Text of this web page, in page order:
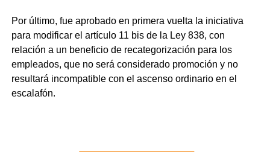
Por último, fue aprobado en primera vuelta la iniciativa
para modificar el artículo 11 bis de la Ley 838, con
relación a un beneficio de recategorización para los
empleados, que no será considerado promoción y no
resultará incompatible con el ascenso ordinario en el
escalafón.